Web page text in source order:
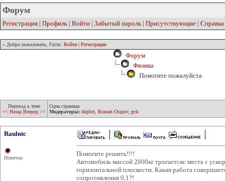
Форум
Регистрация | Профиль | Войти | Забытый пароль | Присутствующие | Справка
» Добро пожаловать, Гость: Войти | Регистрация
Форум
Физика
Помогите пожалуйста
Переход к теме
<< Назад Вперед >>
Одна страница
Модераторы: duplex Roman Osipov, gvk
Raulntc
Новичок
Помогите решить!!!!
Автомобиль массой 2000кг трогаетсяс места с
горизонтальной плоскости. Какая работа
сопротивления 0,1?!